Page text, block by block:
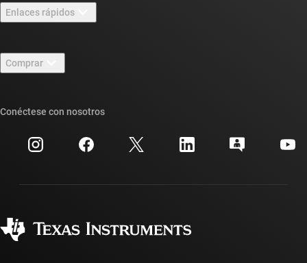
Carreras laborales
Sala de redacción
Eventos
Relaciones con los inversionistas
Enlaces rápidos
Foros de soporte de diseño de TI E2E™
Búsqueda de referencias cruzadas
Centro de atención al cliente
Preguntas frecuentes sobre la cuenta myTI
Comprar
Preguntas frecuentes sobre pedidos
Conéctese con nosotros